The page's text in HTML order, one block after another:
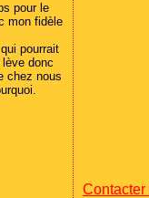
pour le
mon fidèle
pourrait
donc
chez nous